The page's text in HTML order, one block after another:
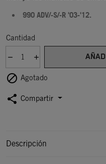
990 ADV/-S/-R '03-'12.
Cantidad
 Agotado
share Compartir
Descripción